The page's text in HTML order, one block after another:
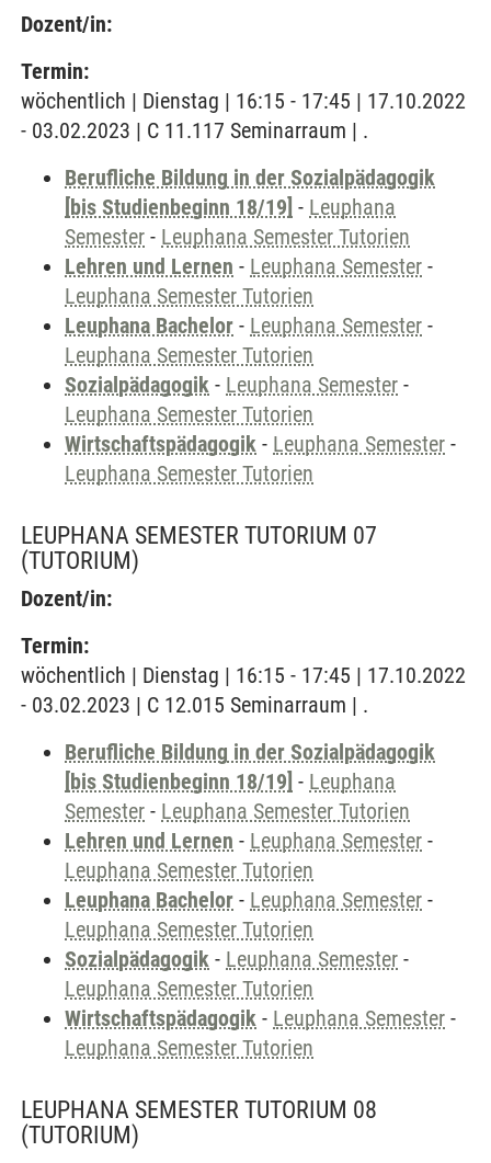
Dozent/in:
Termin:
wöchentlich | Dienstag | 16:15 - 17:45 | 17.10.2022
- 03.02.2023 | C 11.117 Seminarraum | .
Berufliche Bildung in der Sozialpädagogik
[bis Studienbeginn 18/19] - Leuphana
Semester - Leuphana Semester Tutorien
Lehren und Lernen - Leuphana Semester -
Leuphana Semester Tutorien
Leuphana Bachelor - Leuphana Semester -
Leuphana Semester Tutorien
Sozialpädagogik - Leuphana Semester -
Leuphana Semester Tutorien
Wirtschaftspädagogik - Leuphana Semester -
Leuphana Semester Tutorien
LEUPHANA SEMESTER TUTORIUM 07
(TUTORIUM)
Dozent/in:
Termin:
wöchentlich | Dienstag | 16:15 - 17:45 | 17.10.2022
- 03.02.2023 | C 12.015 Seminarraum | .
Berufliche Bildung in der Sozialpädagogik
[bis Studienbeginn 18/19] - Leuphana
Semester - Leuphana Semester Tutorien
Lehren und Lernen - Leuphana Semester -
Leuphana Semester Tutorien
Leuphana Bachelor - Leuphana Semester -
Leuphana Semester Tutorien
Sozialpädagogik - Leuphana Semester -
Leuphana Semester Tutorien
Wirtschaftspädagogik - Leuphana Semester -
Leuphana Semester Tutorien
LEUPHANA SEMESTER TUTORIUM 08
(TUTORIUM)